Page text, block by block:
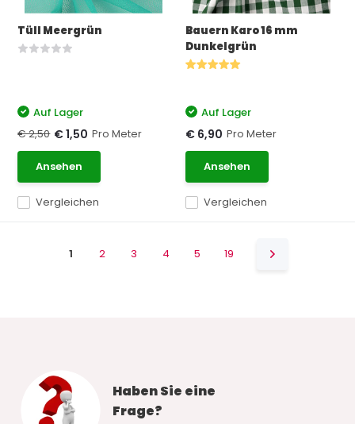
Tüll Meergrün
Vergleichen
Auf Lager
€ 2,50 € 1,50 Pro Meter
Ansehen
Bauern Karo 16 mm
Dunkelgrün
Vergleichen
Auf Lager
€ 6,90 Pro Meter
Ansehen
1 2 3 4 5 19
Haben Sie eine
Frage?